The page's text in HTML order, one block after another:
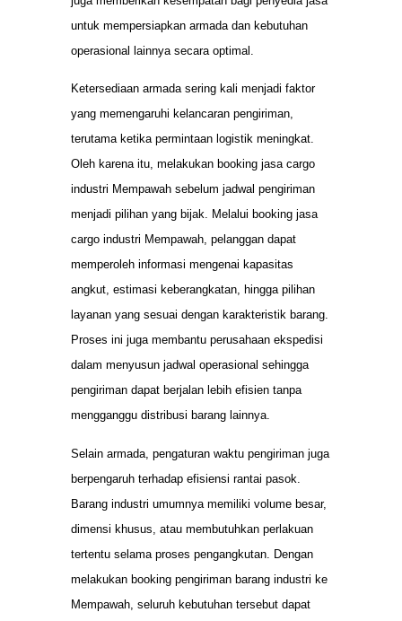
untuk mempersiapkan armada dan kebutuhan
operasional lainnya secara optimal.
Ketersediaan armada sering kali menjadi faktor
yang memengaruhi kelancaran pengiriman,
terutama ketika permintaan logistik meningkat.
Oleh karena itu, melakukan booking jasa cargo
industri Mempawah sebelum jadwal pengiriman
menjadi pilihan yang bijak. Melalui booking jasa
cargo industri Mempawah, pelanggan dapat
memperoleh informasi mengenai kapasitas
angkut, estimasi keberangkatan, hingga pilihan
layanan yang sesuai dengan karakteristik barang.
Proses ini juga membantu perusahaan ekspedisi
dalam menyusun jadwal operasional sehingga
pengiriman dapat berjalan lebih efisien tanpa
mengganggu distribusi barang lainnya.
Selain armada, pengaturan waktu pengiriman juga
berpengaruh terhadap efisiensi rantai pasok.
Barang industri umumnya memiliki volume besar,
dimensi khusus, atau membutuhkan perlakuan
tertentu selama proses pengangkutan. Dengan
melakukan booking pengiriman barang industri ke
Mempawah, seluruh kebutuhan tersebut dapat